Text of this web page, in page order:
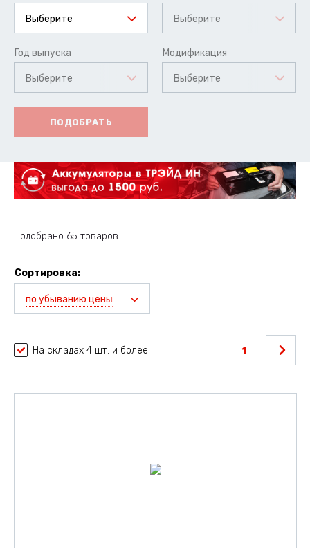
Выберите Выберите
Год выпуска
Выберите
Модификация
Выберите
ПОДОБРАТЬ
Подобрано 65 товаров
Сортировка:
по убыванию цены
На складах 4 шт. и более 1